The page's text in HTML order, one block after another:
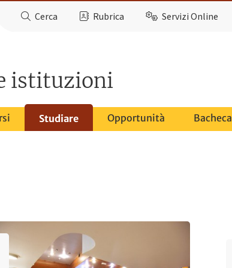
Cerca Rubrica Servizi Online
istituzioni
Studiare Opportunità Bacheca